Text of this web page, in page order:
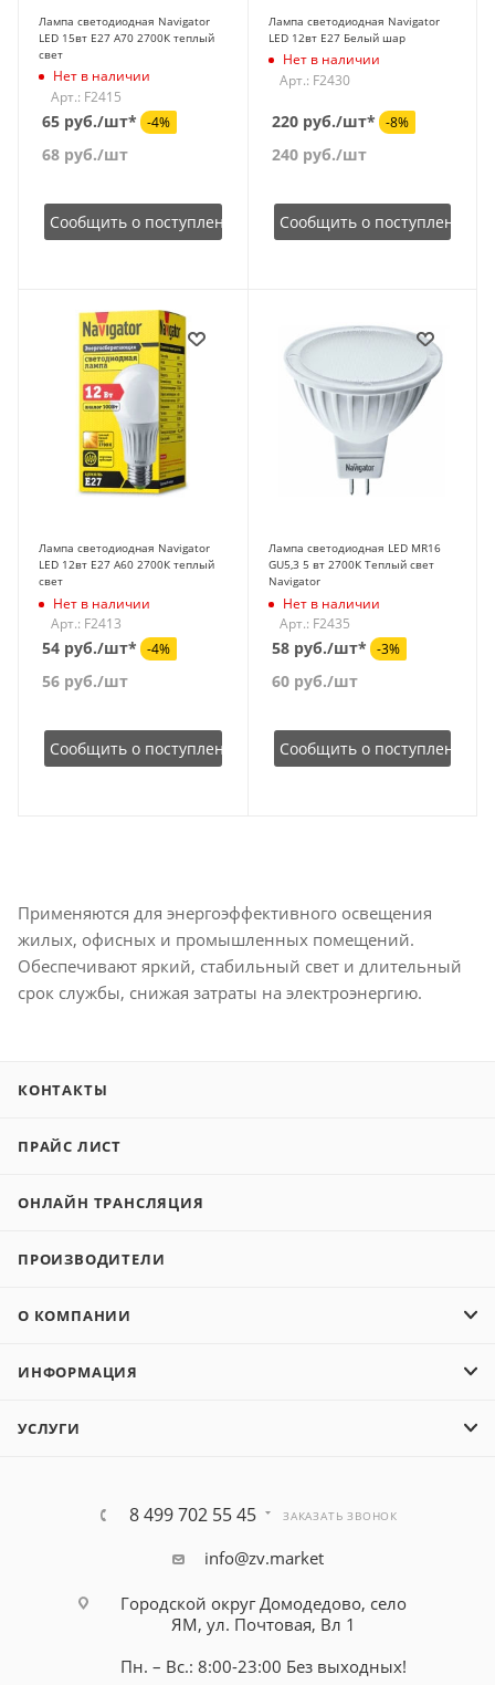
Лампа светодиодная Navigator
LED 15вт E27 A70 2700К теплый
свет
Нет в наличии
Арт.: F2415
65 руб./шт* -4%
68 руб./шт
Сообщить о поступлении
Лампа светодиодная Navigator
LED 12вт E27 Белый шар
Нет в наличии
Арт.: F2430
220 руб./шт* -8%
240руб./шт
Сообщить о поступлении
Лампа светодиодная Navigator
LED 12вт E27 A60 2700К теплый
свет
Нет в наличии
Арт.: F2413
54 руб./шт* -4%
56 руб./шт
Сообщить о поступлении
Лампа светодиодная LED MR16
GU5,3 5 вт 2700К Теплый свет
Navigator
Нет в наличии
Арт.: F2435
58 руб./шт* -3%
60руб./шт
Сообщить о поступлении
Применяются для энергоэффективного освещения
жилых, офисных и промышленных помещений.
Обеспечивают яркий, стабильный свет и длительный
срок службы, снижая затраты на электроэнергию.
КОНТАКТЫ
ПРАЙС ЛИСТ
ОНЛАЙН ТРАНСЛЯЦИЯ
ПРОИЗВОДИТЕЛИ
О КОМПАНИИ
ИНФОРМАЦИЯ
УСЛУГИ
8 499 702 55 45 ЗАКАЗАТЬ ЗВОНОК
info@zv.market
Городской округ Домодедово, село
ЯМ, ул. Почтовая, Вл 1
Пн. – Вс.: 8:00-23:00 Без выходных!